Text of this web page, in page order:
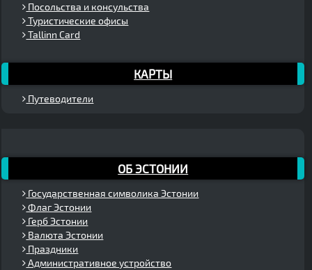
Посольства и консульства
Туристические офисы
Tallinn Card
КАРТЫ
Путеводители
ОБ ЭСТОНИИ
Государственная символика Эстонии
Флаг Эстонии
Герб Эстонии
Валюта Эстонии
Праздники
Административное устройство